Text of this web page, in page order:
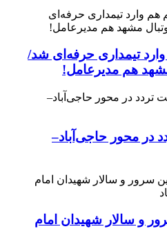
تیمداری حرفه‌ای شد/
هم مدیرعامل!
در محور حاجی‌آباد–
و سالار شهیدان امام